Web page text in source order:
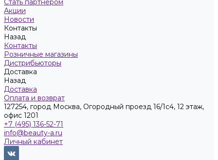
Стать партнером
Акции
Новости
Контакты
Назад
Контакты
Розничные магазины
Дистрибьюторы
Доставка
Назад
Доставка
Оплата и возврат
127254, город Москва, Огородный проезд 16/1с4, 12 этаж,
офис 1201
+7 (495) 136-52-71
info@beauty-a.ru
Личный кабинет